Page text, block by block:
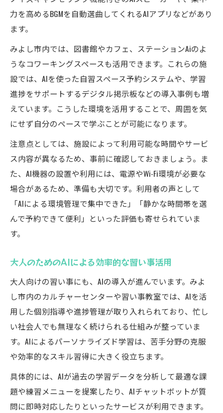
力を高めるBGMを自動選曲してくれるAIアプリなどがあり
ます。
みよし市内では、図書館やカフェ、ステーションAiのよ
うなコワーキングスペースも活用できます。これらの施
設では、AIを使った自習スペース予約システムや、学習
進捗をサポートするデジタル掲示板などの導入事例も増
えています。こうした環境を活用することで、周囲を気
にせず自分のペースで学ぶことが可能になります。
注意点としては、施設によって利用可能な時間やサービ
ス内容が異なるため、事前に確認しておきましょう。ま
た、AI機器の設置や利用には、電源やWi-Fi環境が必要な
場合があるため、準備も大切です。利用者の声として
「AIによる環境管理で集中できた」「静かな時間帯を選
んで予約できて便利」といった評価も寄せられていま
す。
大人のためのAIによる効率的な習い事活用
大人向けの習い事にも、AIの導入が進んでいます。みよ
し市内のカルチャーセンターや習い事教室では、AIを活
用した個別指導や進捗管理が取り入れられており、忙し
い社会人でも無理なく続けられる仕組みが整っていま
す。AIによるパーソナライズド学習は、苦手分野の克服
や効率的なスキル習得に大きく役立ちます。
具体的には、AIが過去の学習データを分析して最適な課
題や練習メニューを提案したり、AIチャットボットが質
問に即時対応したりといったサービスが利用できます。